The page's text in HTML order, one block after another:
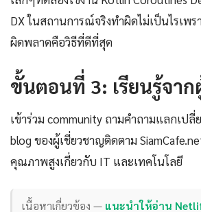
DX ในสถานการณ์จริงทำผิดไม่เป็นไรเพร
ผิดพลาดคือวิธีที่ดีที่สุด
ขั้นตอนที่ 3: เรียนรู้จา
เข้าร่วม community ถามคำถามแลกเป
blog ของผู้เชี่ยวชาญติดตาม
คุณภาพสูงเกี่ยวกับ IT และเทคโนโลยี
เนื้อหาเกี่ยวข้อง — แนะนำให้อ่าน